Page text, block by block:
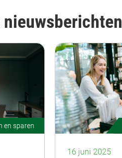
en sparen
16 juni 2025